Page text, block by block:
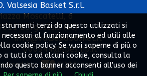
Valsesia Basket S.r.l.
Moscatelli, 6
Borgosesia (Vc)
info@valsesiabasket.it
000344@spes.fip.it
by
SLYVI.
terzi da questo utilizzati si
necessari al funzionamento ed utili alle
cookie policy. Se vuoi saperne di più o
a tutti o ad alcuni cookie, consulta la
questo banner acconsenti all'uso dei